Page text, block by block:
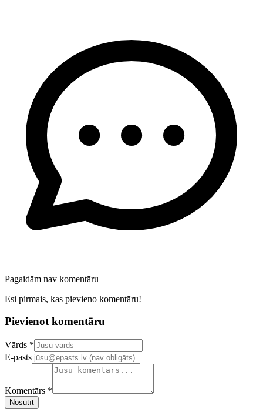
Pagaidām nav komentāru
Esi pirmais, kas pievieno komentāru!
Pievienot komentāru
Confirm your email address
Vārds *
E-pasts
Komentārs *
Nosūtīt